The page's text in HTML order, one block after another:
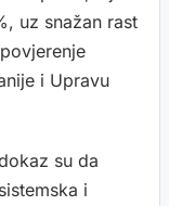
uz snažan rast
i Upravu
su da
i